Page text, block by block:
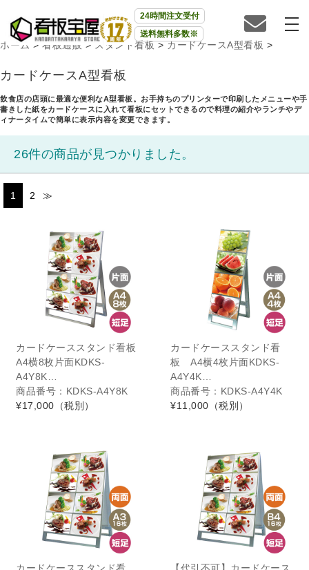
24時間注文受付
送料無料多数※
ホーム >看板通販 >スタンド看板>カードケースA型看板 >
カードケースA型看板
飲食店の店頭に最適な便利なA型看板。お手持ちのプリンターで印刷したメニューや手
書きした紙をカードケースに入れて看板にセットできるので料理の紹介やランチやデ
ィナータイムで簡単に表示内容を変更できます。
26件の商品が見つかりました。
1 2 ≫
カードケーススタンド看板
A4横8枚片面KDKS-
A4Y8K…
商品番号：KDKS-A4Y8K
¥17,000 （税別）
カードケーススタンド看
板 A4横4枚片面KDKS-
A4Y4K…
商品番号：KDKS-A4Y4K
¥11,000 （税別）